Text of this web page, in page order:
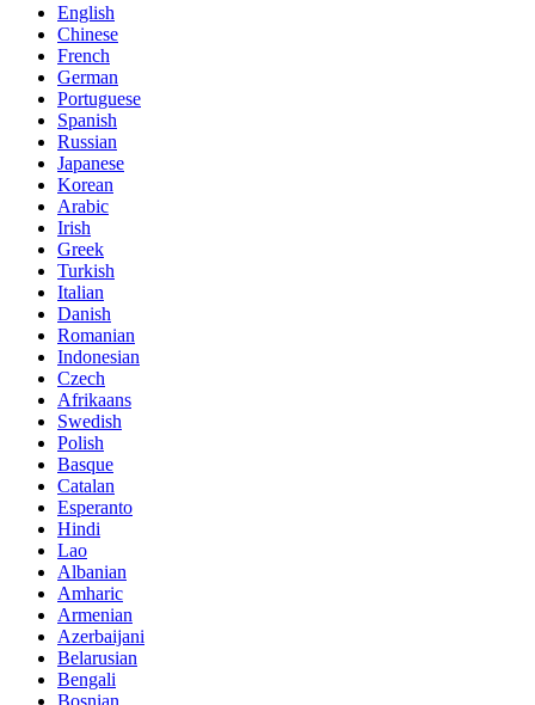
English
Chinese
French
German
Portuguese
Spanish
Russian
Japanese
Korean
Arabic
Irish
Greek
Turkish
Italian
Danish
Romanian
Indonesian
Czech
Afrikaans
Swedish
Polish
Basque
Catalan
Esperanto
Hindi
Lao
Albanian
Amharic
Armenian
Azerbaijani
Belarusian
Bengali
Bosnian